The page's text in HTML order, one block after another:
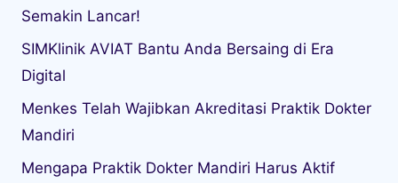
Semakin Lancar!
SIMKlinik AVIAT Bantu Anda Bersaing di Era
Digital
Menkes Telah Wajibkan Akreditasi Praktik Dokter
Mandiri
Mengapa Praktik Dokter Mandiri Harus Aktif